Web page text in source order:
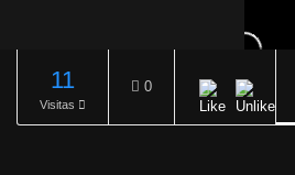
11
Visitas
0